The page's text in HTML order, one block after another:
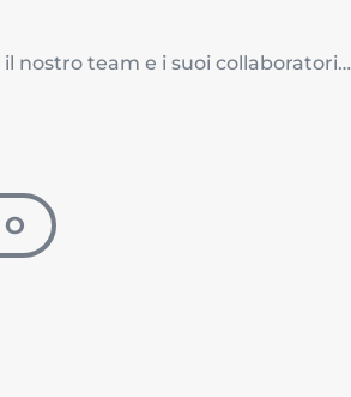
nostro team e i suoi collaboratori…